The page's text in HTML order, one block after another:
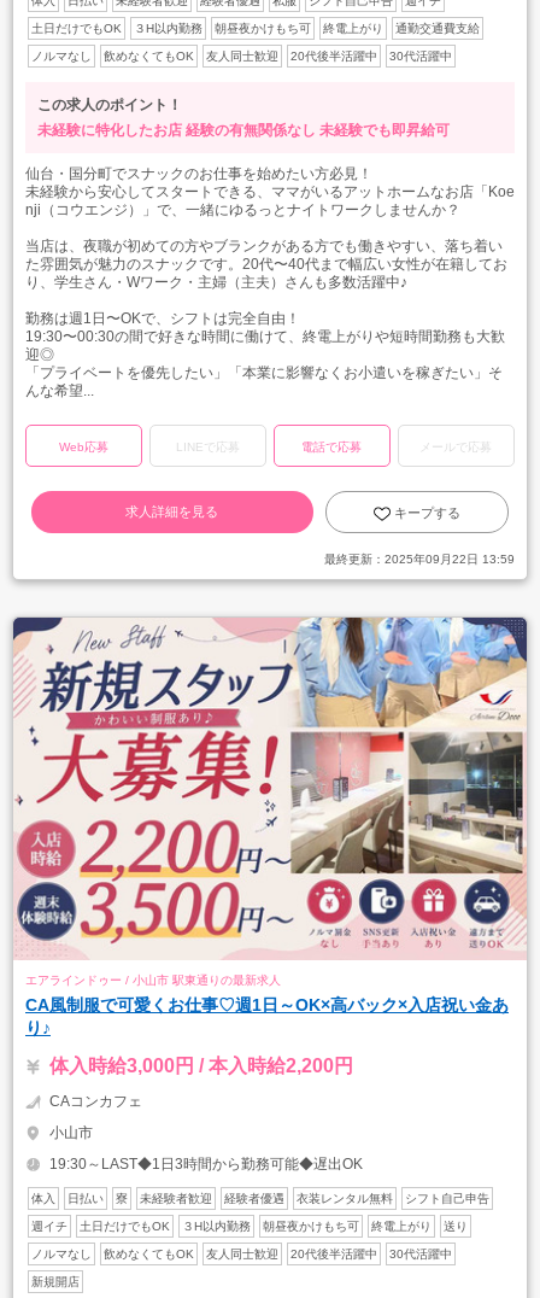
土日だけでもOK ３H以内勤務 朝昼夜かけもち可 終電上がり 通勤交通費支給
ノルマなし 飲めなくてもOK 友人同士歓迎 20代後半活躍中 30代活躍中
この求人のポイント！
未経験に特化したお店 経験の有無関係なし 未経験でも即昇給可
仙台・国分町でスナックのお仕事を始めたい方必見！
未経験から安心してスタートできる、ママがいるアットホームなお店「Koe
nji（コウエンジ）」で、一緒にゆるっとナイトワークしませんか？
当店は、夜職が初めての方やブランクがある方でも働きやすい、落ち着い
た雰囲気が魅力のスナックです。20代〜40代まで幅広い女性が在籍してお
り、学生さん・Wワーク・主婦（主夫）さんも多数活躍中♪
勤務は週1日〜OKで、シフトは完全自由！
19:30〜00:30の間で好きな時間に働けて、終電上がりや短時間勤務も大歓
迎◎
「プライベートを優先したい」「本業に影響なくお小遣いを稼ぎたい」そ
んな希望...
Web応募 LINEで応募 電話で応募 メールで応募
求人詳細を見る キープする
最終更新： 2025年09月22日 13:59
エアラインドゥー / 小山市 駅東通りの最新求人
CA風制服で可愛くお仕事♡週1日～OK×高バック×入店祝い金あ
り♪
体入時給3,000円 / 本入時給2,200円
CAコンカフェ
小山市
19:30～LAST◆1日3時間から勤務可能◆遅出OK
体入 日払い 寮 未経験者歓迎 経験者優遇 衣装レンタル無料 シフト自己申告
週イチ 土日だけでもOK ３H以内勤務 朝昼夜かけもち可 終電上がり 送り
ノルマなし 飲めなくてもOK 友人同士歓迎 20代後半活躍中 30代活躍中
新規開店